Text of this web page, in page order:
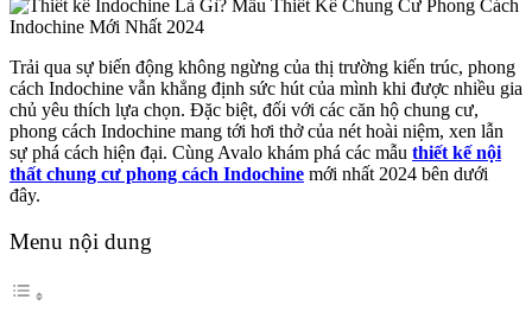
Trải qua sự biến động không ngừng của thị trường kiến trúc, phong
cách Indochine vẫn khẳng định sức hút của mình khi được nhiều gia
chủ yêu thích lựa chọn. Đặc biệt, đối với các căn hộ chung cư,
phong cách Indochine mang tới hơi thở của nét hoài niệm, xen lẫn
sự phá cách hiện đại. Cùng Avalo khám phá các mẫu thiết kế nội
thất chung cư phong cách Indochine mới nhất 2024 bên dưới
đây.
Menu nội dung